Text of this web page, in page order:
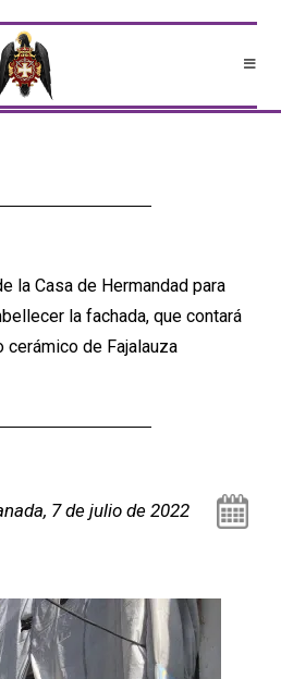
la Casa de Hermandad para
la fachada, que contará
cerámico de Fajalauza
7 de julio de 2022